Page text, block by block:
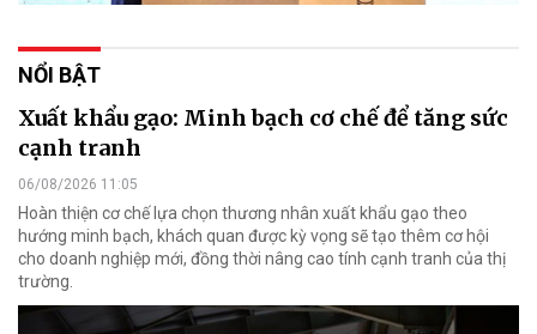
NỔI BẬT
Xuất khẩu gạo: Minh bạch cơ chế để tăng sức
cạnh tranh
06/08/2026 11:05
Hoàn thiện cơ chế lựa chọn thương nhân xuất khẩu gạo theo
hướng minh bạch, khách quan được kỳ vọng sẽ tạo thêm cơ hội
cho doanh nghiệp mới, đồng thời nâng cao tính cạnh tranh của thị
trường.